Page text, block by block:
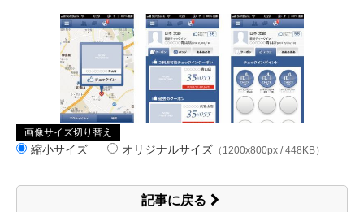
画像サイズ切り替え
縮小サイズ オリジナルサイズ （1200x800px / 448KB）
記事に戻る